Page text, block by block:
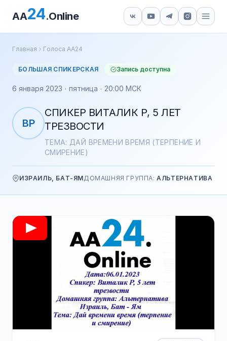
AA24.Online
Главная Голоса АА24
БОЛЬШАЯ СПИКЕРСКАЯ Запись доступна
6 января 2023 · пятница · 20:00 МСК
ВР
СПИКЕР ВИТАЛИК Р, 5 ЛЕТ
ТРЕЗВОСТИ
ТЕМА: ДАЙ ВРЕМЕНИ ВРЕМЯ (ТЕРПЕНИЕ И
СМИРЕНИЕ)
ИЗРАИЛЬ, БАТ-ЯМ ДОМАШНЯЯ ГРУППА:АЛЬТЕРНАТИВА